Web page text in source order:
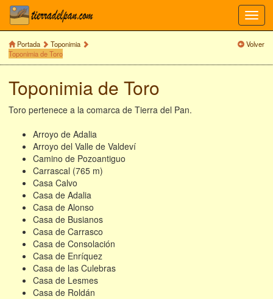
Portada
Toponimia
Toponimia de Toro
Volver
Toponimia de Toro
Toro pertenece a la comarca de Tierra del Pan.
Arroyo de Adalia
Arroyo del Valle de Valdeví
Camino de Pozoantiguo
Carrascal (765 m)
Casa Calvo
Casa de Adalia
Casa de Alonso
Casa de Busianos
Casa de Carrasco
Casa de Consolación
Casa de Enríquez
Casa de las Culebras
Casa de Lesmes
Casa de Roldán